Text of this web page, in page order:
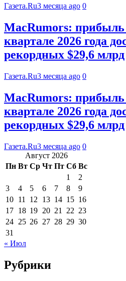
Газета.Ru3 месяца ago 0
MacRumors:
квартале 2026 года
рекордных $29,6 млрд
Газета.Ru3 месяца ago 0
MacRumors:
квартале 2026 года
рекордных $29,6 млрд
Газета.Ru3 месяца ago 0
Август 2026
Пн Вт Ср Чт Пт Сб Вс
1
2
3
4 5 6 7 8
9
10 11 12 13 14 15 16
17 18 19 20 21 22 23
24 25 26 27 28 29 30
31
« Июл
Рубрики